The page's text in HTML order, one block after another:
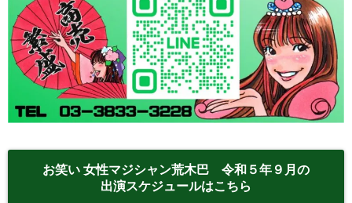
お笑い 女性マジシャン荒木巴 令和５年９月の
出演スケジュールはこちら